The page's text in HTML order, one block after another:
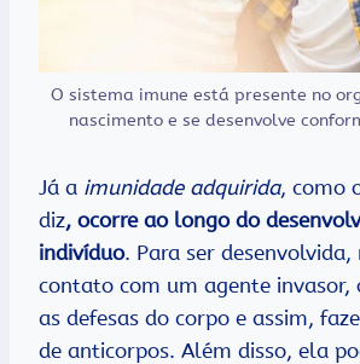
O sistema imune está presente no
nascimento e se desenvolve
Já a imunidade adquirida, como
diz, ocorre ao longo do
indivíduo. Para ser desenvolvida,
contato com um agente invasor,
as defesas do corpo e assim,
de anticorpos. Além disso, ela